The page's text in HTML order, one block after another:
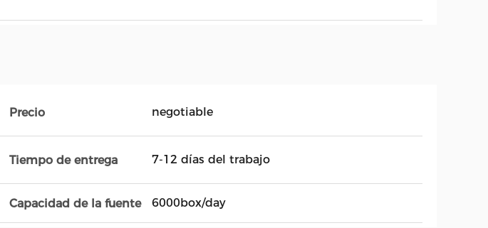
Precio negotiable
Tiempo de entrega 7-12 días del trabajo
Capacidad de la fuente 6000box/day